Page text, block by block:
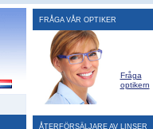
FRÅGA VÅR OPTIKER
Fråga
optikern
ÅTERFÖRSÄLJARE AV LINSER